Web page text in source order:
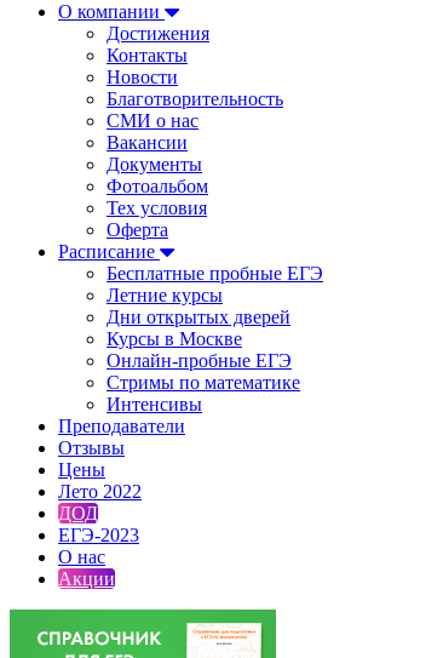
О компании
Достижения
Контакты
Новости
Благотворительность
СМИ о нас
Вакансии
Документы
Фотоальбом
Тех условия
Оферта
Расписание
Бесплатные пробные ЕГЭ
Летние курсы
Дни открытых дверей
Курсы в Москве
Онлайн-пробные ЕГЭ
Стримы по математике
Интенсивы
Преподаватели
Отзывы
Цены
Лето 2022
ДОД
ЕГЭ-2023
О нас
Акции